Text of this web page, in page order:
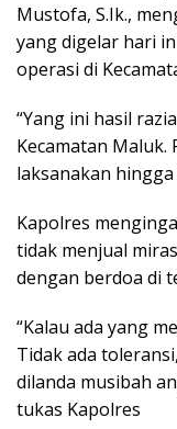
Mustofa, S.Ik.,
yang digelar hari
operasi di
“Yang ini hasil
Kecamatan Maluk.
laksanakan
Kapolres
tidak menjual
dengan berdoa di
“Kalau ada yang
Tidak ada
dilanda musibah
tukas Kapolres